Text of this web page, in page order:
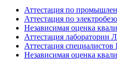
Аттестация по
Аттестация по
Независимая оценка
Аттестация лаборатории
Аттестация
Независимая оценка